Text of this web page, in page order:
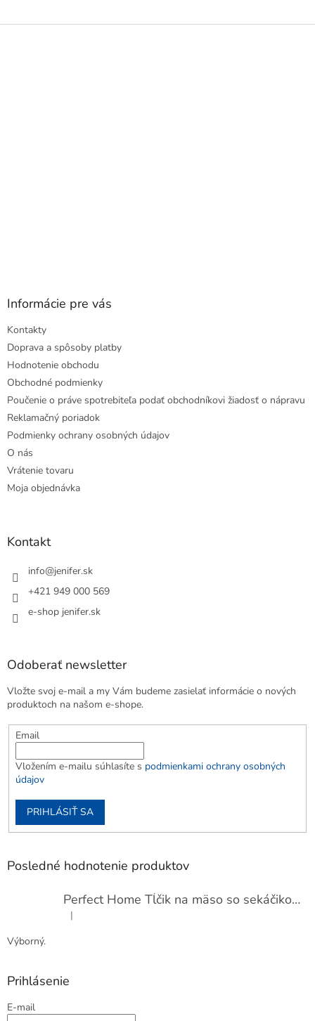
Z
Informácie pre vás
Kontakty
Doprava a spôsoby platby
Hodnotenie obchodu
Obchodné podmienky
Poučenie o práve spotrebiteľa podať obchodníkovi žiadosť o nápravu
Reklamačný poriadok
Podmienky ochrany osobných údajov
O nás
Vrátenie tovaru
Moja objednávka
Kontakt
info@jenifer.sk
+421 949 000 569
e-shop jenifer.sk
Odoberať newsletter
Vložte svoj e-mail a my Vám budeme zasielať informácie o nových
produktoch na našom e-shope.
Email
Vložením e-mailu súhlasíte s podmienkami ochrany osobných
údajov
PRIHLÁSIŤ SA
Posledné hodnotenie produktov
Perfect Home Tĺčik na mäso so sekáčikom, 56893
Hodnotenie produktu je 5 z 5 hviezdičiek.
|
Výborný.
Prihlásenie
E-mail